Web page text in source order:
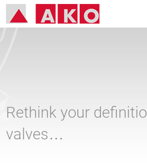
Rethink your
valves…